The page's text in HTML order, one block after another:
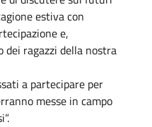
estiva con
e,
ragazzi della nostra
a partecipare per
messe in campo